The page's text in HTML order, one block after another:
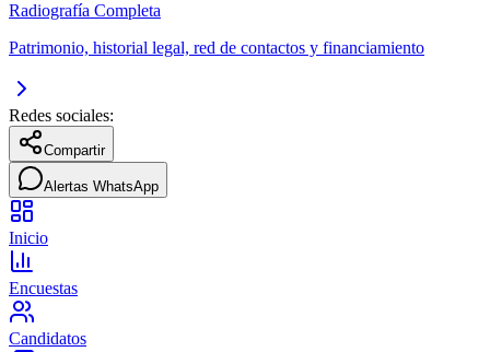
Radiografía Completa
Patrimonio, historial legal, red de contactos y financiamiento
Redes sociales:
Compartir
Alertas WhatsApp
Inicio
Encuestas
Candidatos